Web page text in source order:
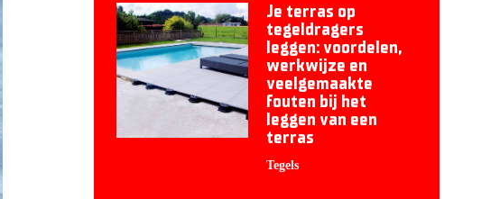
Je terras op
tegeldragers
leggen: voordelen,
werkwijze en
veelgemaakte
fouten bij het
leggen van een
terras
Tegels